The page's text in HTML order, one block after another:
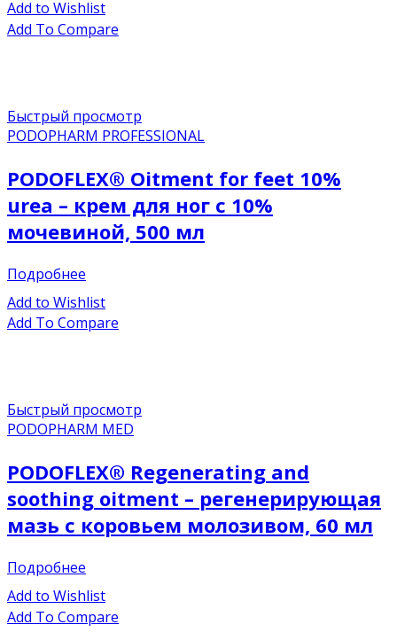
Add to Wishlist
Add To Compare
Быстрый просмотр
PODOPHARM PROFESSIONAL
PODOFLEX® Oitment for feet 10%
urea – крем для ног с 10%
мочевиной, 500 мл
Подробнее
Add to Wishlist
Add To Compare
Быстрый просмотр
PODOPHARM MED
PODOFLEX® Regenerating and
soothing oitment – регенерирующая
мазь с коровьем молозивом, 60 мл
Подробнее
Add to Wishlist
Add To Compare